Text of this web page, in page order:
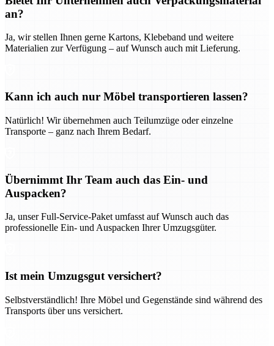
an?
Ja, wir stellen Ihnen gerne Kartons, Klebeband und weitere
Materialien zur Verfügung – auf Wunsch auch mit Lieferung.
Kann ich auch nur Möbel transportieren lassen?
Natürlich! Wir übernehmen auch Teilumzüge oder einzelne
Transporte – ganz nach Ihrem Bedarf.
Übernimmt Ihr Team auch das Ein- und
Auspacken?
Ja, unser Full-Service-Paket umfasst auf Wunsch auch das
professionelle Ein- und Auspacken Ihrer Umzugsgüter.
Ist mein Umzugsgut versichert?
Selbstverständlich! Ihre Möbel und Gegenstände sind während des
Transports über uns versichert.